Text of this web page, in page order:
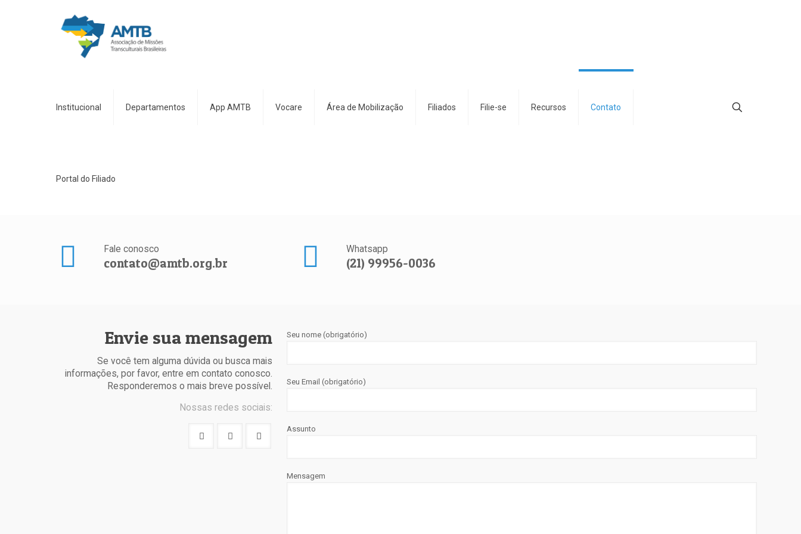
Institucional Departamentos App AMTB Vocare Área de Mobilização Filiados Filie-se Recursos Contato
Portal do Filiado
Fale conosco
contato@amtb.org.br
Whatsapp
(21) 99956-0036
Envie sua mensagem
Se você tem alguma dúvida ou busca mais
informações, por favor, entre em contato conosco.
Responderemos o mais breve possível.
Nossas redes sociais:
Seu nome (obrigatório)
Seu Email (obrigatório)
Assunto
Mensagem